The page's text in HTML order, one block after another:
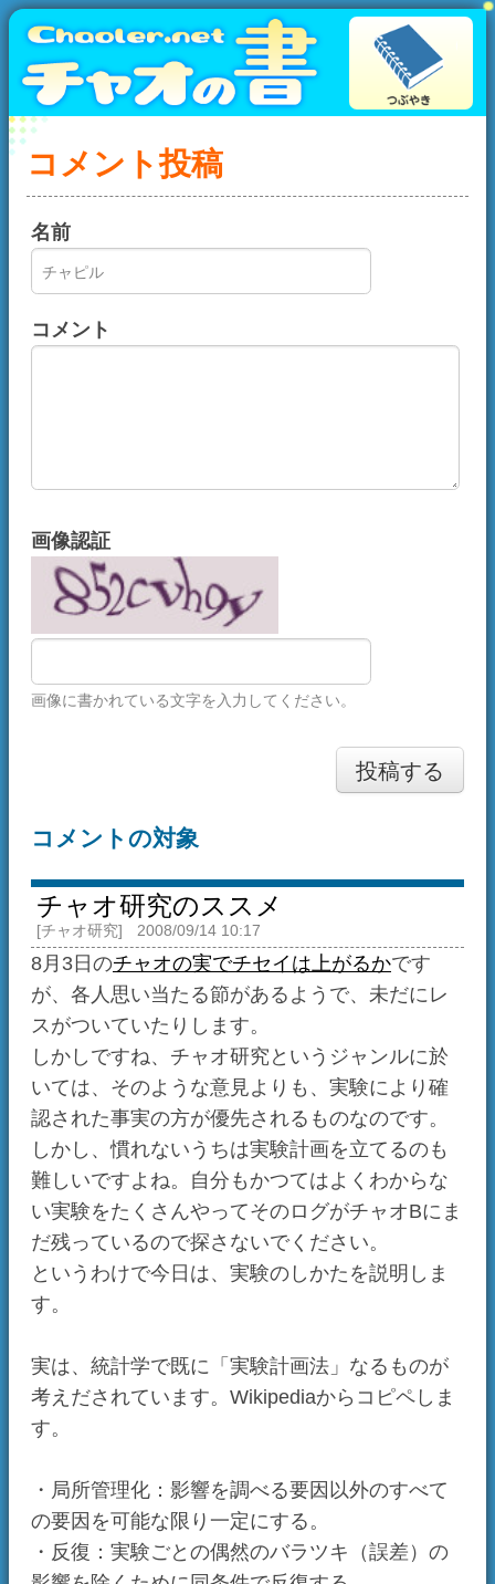
コメント投稿
コメント
コメントの対象
チャオ研究のススメ
8月3日のチャオの実でチセイは上がるかです
が、各人思い当たる節があるようで、未だにレ
難しいですよね。自分もかつてはよくわからな
だ残っているので探さないでください。
というわけで今日は、実験のしかたを説明しま
す。
実は、統計学で既に「実験計画法」なるものが
考えだされています。Wikipediaからコピペしま
す。
・局所管理化：影響を調べる要因以外のすべて
の要因を可能な限り一定にする。
・反復：実験ごとの偶然のバラツキ（誤差）の
影響を除くために同条件で反復する。
・無作為化（ランダム化）：以上でも制御でき
ない可能性のある要因の影響を除き、偏りを小
験を行う空間的・時間的順序の影響があるかも
しれないから、決まった順序でなく実験のたび
に無作為に順序を決めるなど。これは生物学な
どの実験で特に重要である。
基づいた実験を考えてみましょう。
今回はカオスドライブの数を考えるので、チセ
イの同じチャオを2匹用意し、一方にのみカオス
ドライブを一定数与え、その後レースで確かめ
終わった段階で、他の全ての条件が、与えてな
いチャオと等しいのが理想的です。ですのでと
りあえず、一番いいのは最初からコピーチャオ